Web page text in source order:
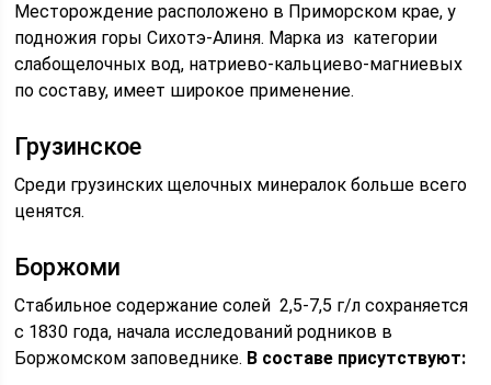
Месторождение расположено в Приморском крае, у
подножия горы Сихотэ-Алиня. Марка из категории
слабощелочных вод, натриево-кальциево-магниевых
по составу, имеет широкое применение.
Грузинское
Среди грузинских щелочных минералок больше всего
ценятся.
Боржоми
Стабильное содержание солей 2,5-7,5 г/л сохраняется
с 1830 года, начала исследований родников в
Боржомском заповеднике. В составе присутствуют: